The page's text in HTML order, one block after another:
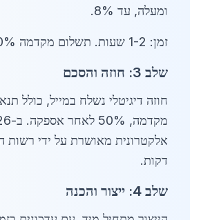
ומעלה, עד 8%.
זמן: 1-2 שעות. תשלום מקדמה 20% אופציונלי.
שלב 3: חוזה והסכם
דקות.
שלב 4: ייצור והכנה